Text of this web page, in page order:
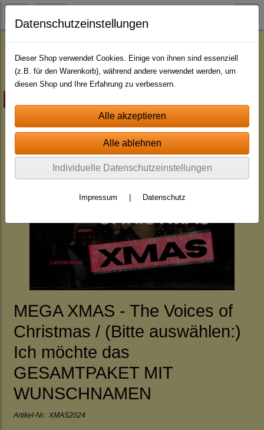
MEGA XMAS - The Voices of
Christmas / (Bitte auswählen:)
Ich möchte das
GESAMTPAKET MIT
WUNSCHNAMEN
Artikel-Nr.: XMAS2024
Datenschutzeinstellungen
Dieser Shop verwendet Cookies. Einige von ihnen sind essenziell
(z.B. für den Warenkorb), während andere verwendet werden, um
diesen Shop und Ihre Erfahrung zu verbessern.
Individuelle Datenschutzeinstellungen
Impressum Datenschutz